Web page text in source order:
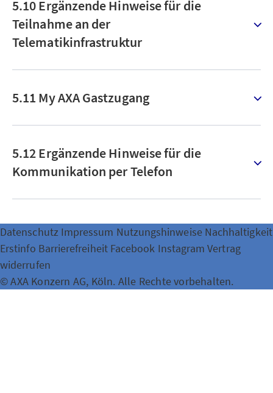
5.10 Ergänzende Hinweise für die
Teilnahme an der
Telematikinfrastruktur
5.11 My AXA Gastzugang
5.12 Ergänzende Hinweise für die
Kommunikation per Telefon
Datenschutz Impressum Nutzungshinweise Nachhaltigkeit
Erstinfo Barrierefreiheit Facebook InstagramVertrag
widerrufen
© AXA Konzern AG, Köln. Alle Rechte vorbehalten.